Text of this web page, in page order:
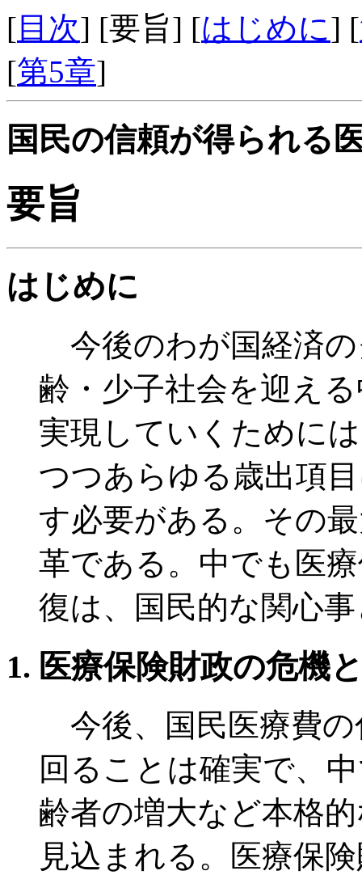
[ 目次] [要旨] [はじめに] [
[第5章]
国民の信頼が得られる
要旨
はじめに
今後のわが国経済
齢・少子社会を迎え
実現していくために
つつあらゆる歳出項
す必要がある。その
革である。中でも医
復は、国民的な関心
医療保険財政の危機
今後、国民医療費の
回ることは確実で、
齢者の増大など本格
見込まれる。医療保